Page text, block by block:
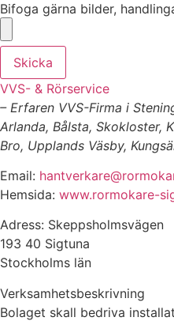
Bifoga gärna bilder,
Skicka
VVS- & Rörservice
– Erfaren VVS-Firma i
Arlanda, Bålsta, Skokloster,
Bro, Upplands Väsby,
Email:
Hemsida: www.rormokare-
Adress: Skeppsholmsvägen
193 40 Sigtuna
Stockholms län
Verksamhetsbeskrivning
Bolaget skall bedriva